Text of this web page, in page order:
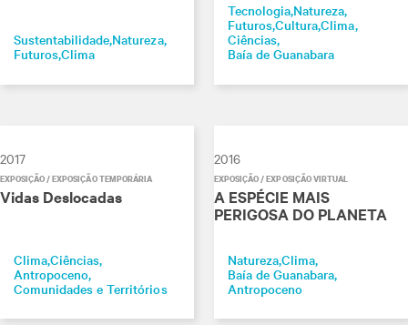
SustentabilidadeNatureza
FuturosClima
TecnologiaNatureza
FuturosCulturaClima
Ciências
Baía de Guanabara
2017
EXPOSIÇÃO / EXPOSIÇÃO TEMPORÁRIA
Vidas Deslocadas
ClimaCiências
Antropoceno
Comunidades e Territórios
2016
EXPOSIÇÃO / EXPOSIÇÃO VIRTUAL
A ESPÉCIE MAIS
PERIGOSA DO PLANETA
NaturezaClima
Baía de Guanabara
Antropoceno